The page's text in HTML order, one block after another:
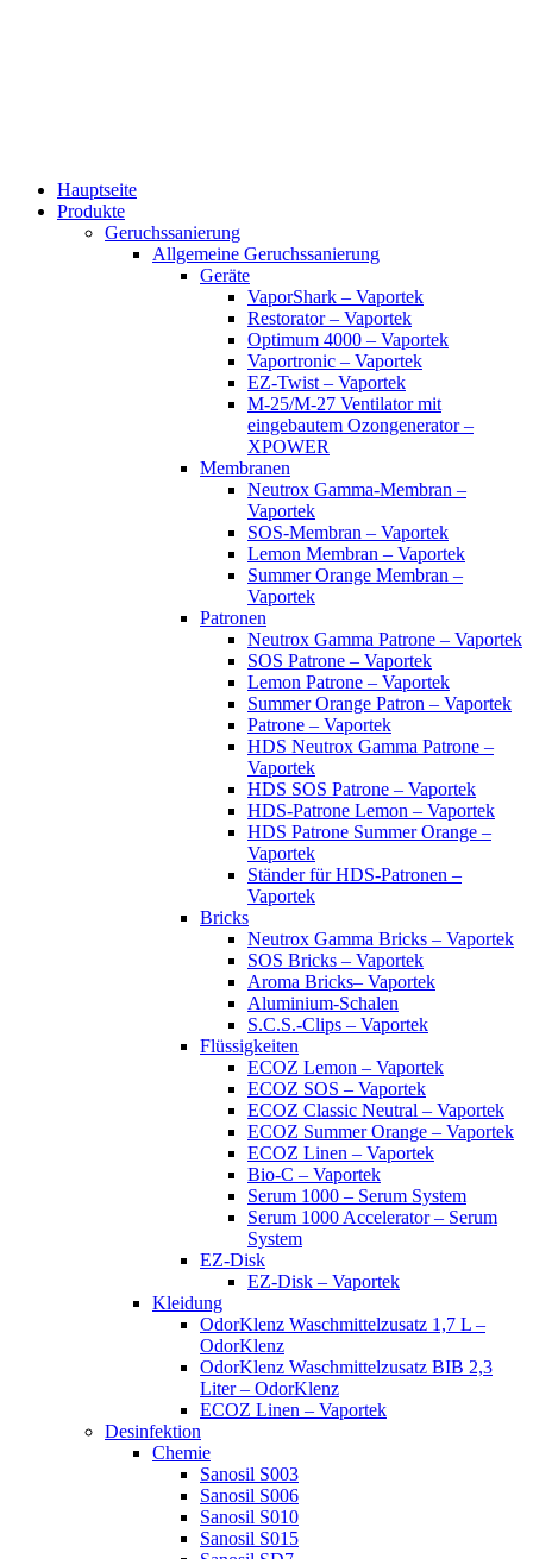
Hauptseite
Produkte
Geruchssanierung
Allgemeine Geruchssanierung
Geräte
VaporShark – Vaportek
Restorator – Vaportek
Optimum 4000 – Vaportek
Vaportronic – Vaportek
EZ-Twist – Vaportek
M-25/M-27 Ventilator mit
eingebautem Ozongenerator –
XPOWER
Membranen
Neutrox Gamma-Membran –
Vaportek
SOS-Membran – Vaportek
Lemon Membran – Vaportek
Summer Orange Membran –
Vaportek
Patronen
Neutrox Gamma Patrone – Vaportek
SOS Patrone – Vaportek
Lemon Patrone – Vaportek
Summer Orange Patron – Vaportek
Patrone – Vaportek
HDS Neutrox Gamma Patrone –
Vaportek
HDS SOS Patrone – Vaportek
HDS-Patrone Lemon – Vaportek
HDS Patrone Summer Orange –
Vaportek
Ständer für HDS-Patronen –
Vaportek
Bricks
Neutrox Gamma Bricks – Vaportek
SOS Bricks – Vaportek
Aroma Bricks– Vaportek
Aluminium-Schalen
S.C.S.-Clips – Vaportek
Flüssigkeiten
ECOZ Lemon – Vaportek
ECOZ SOS – Vaportek
ECOZ Classic Neutral – Vaportek
ECOZ Summer Orange – Vaportek
ECOZ Linen – Vaportek
Bio-C – Vaportek
Serum 1000 – Serum System
Serum 1000 Accelerator – Serum
System
EZ-Disk
EZ-Disk – Vaportek
Kleidung
OdorKlenz Waschmittelzusatz 1,7 L –
OdorKlenz
OdorKlenz Waschmittelzusatz BIB 2,3
Liter – OdorKlenz
ECOZ Linen – Vaportek
Desinfektion
Chemie
Sanosil S003
Sanosil S006
Sanosil S010
Sanosil S015